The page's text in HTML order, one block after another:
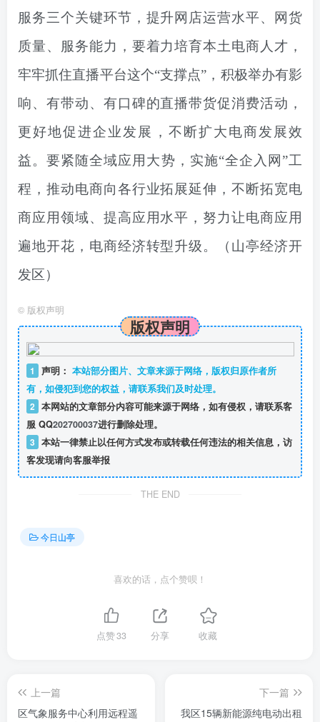
服务三个关键环节，提升网店运营水平、网货
质量、服务能力，要着力培育本土电商人才，
牢牢抓住直播平台这个“支撑点”，积极举办有影
响、有带动、有口碑的直播带货促消费活动，
更好地促进企业发展，不断扩大电商发展效
益。要紧随全域应用大势，实施“全企入网”工
程，推动电商向各行业拓展延伸，不断拓宽电
商应用领域、提高应用水平，努力让电商应用
遍地开花，电商经济转型升级。
（山亭经济开
发区）
© 版权声明
版权声明
1 声明： 本站部分图片、文章来源于网络，版权归原作者所
有，如侵犯到您的权益，请联系我们及时处理。
2 本网站的文章部分内容可能来源于网络，如有侵权，请联系客
服 QQ202700037进行删除处理。
3 本站一律禁止以任何方式发布或转载任何违法的相关信息，访
客发现请向客服举报
THE END
今日山亭
喜欢的话，点个赞呗！
点赞33 分享 收藏
上一篇
区气象服务中心利用远程遥
下一篇
我区15辆新能源纯电动出租